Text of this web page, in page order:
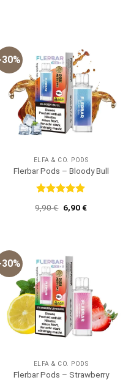
30%
ELFA & CO. PODS
Flerbar Pods – Bloody Bull
Bewertet
mit 5 von
9,90€ Ursprünglicher
Preis
6,90€Aktueller
30%
ELFA & CO. PODS
Flerbar Pods – Strawberry